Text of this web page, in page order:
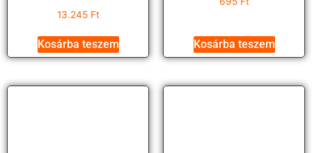
13.245 Ft
Kosárba teszem Kosárba teszem